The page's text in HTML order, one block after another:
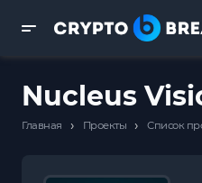
Nucleus
Главная › Проекты › Список